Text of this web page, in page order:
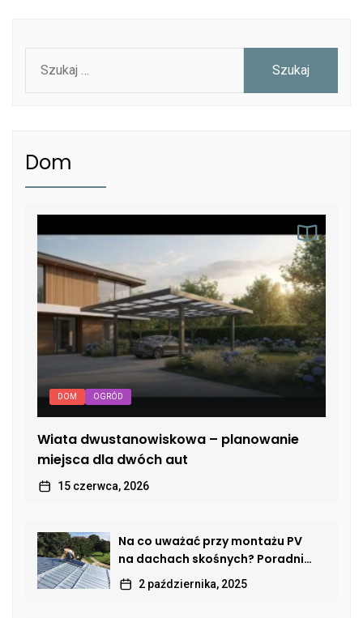
Dom
DOM OGRÓD
Wiata dwustanowiskowa – planowanie
miejsca dla dwóch aut
15 czerwca, 2026
Na co uważać przy montażu PV
na dachach skośnych? Poradnik
dla właścicieli domów
2 października, 2025